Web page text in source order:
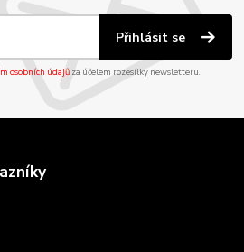
Přihlásit se
osobních údajůza účelem rozesílky newsletteru.